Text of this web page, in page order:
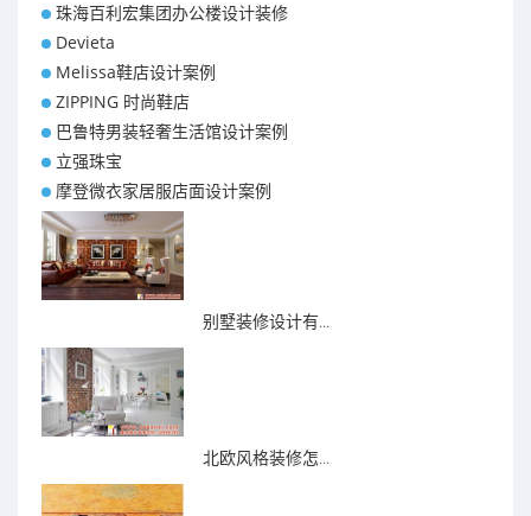
珠海百利宏集团办公楼设计装修
Devieta
Melissa鞋店设计案例
ZIPPING 时尚鞋店
巴鲁特男装轻奢生活馆设计案例
立强珠宝
摩登微衣家居服店面设计案例
别墅装修设计有...
北欧风格装修怎...